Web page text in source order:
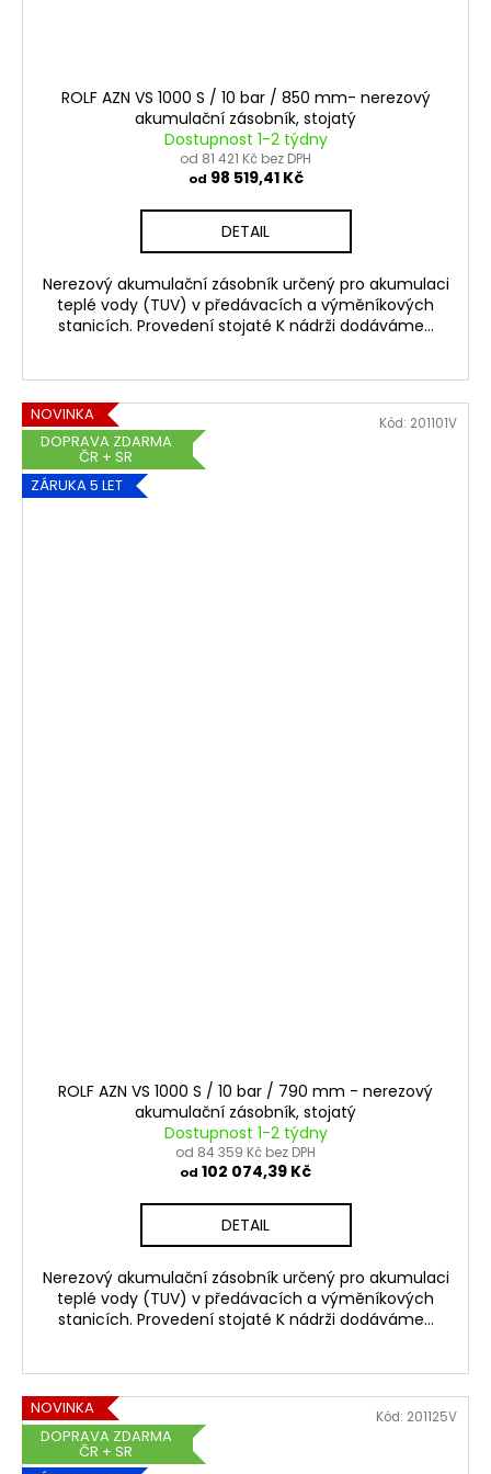
ROLF AZN VS 1000 S / 10 bar / 850 mm- nerezový
akumulační zásobník, stojatý
Dostupnost 1-2 týdny
od 81 421 Kč bez DPH
od 98 519,41 Kč
DETAIL
Nerezový akumulační zásobník určený pro akumulaci
teplé vody (TUV) v předávacích a výměníkových
stanicích. Provedení stojaté K nádrži dodáváme...
NOVINKA
DOPRAVA ZDARMA
ČR + SR
ZÁRUKA 5 LET
ROLF AZN VS 1000 S / 10 bar / 790 mm - nerezový
akumulační zásobník, stojatý
Dostupnost 1-2 týdny
od 84 359 Kč bez DPH
od 102 074,39 Kč
DETAIL
Nerezový akumulační zásobník určený pro akumulaci
teplé vody (TUV) v předávacích a výměníkových
stanicích. Provedení stojaté K nádrži dodáváme...
Kód: 201101V
NOVINKA
DOPRAVA ZDARMA
ČR + SR
Kód: 201125V